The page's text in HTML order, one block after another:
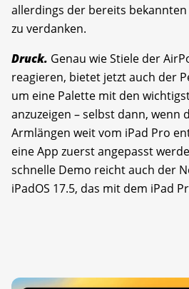
allerdings der bereits
zu verdanken.
Druck. Genau wie Stiele der
reagieren, bietet jetzt auch der
um eine Palette mit den
anzuzeigen – selbst dann, wenn
Armlängen weit vom iPad Pro
eine App zuerst angepasst
schnelle Demo reicht auch der
iPadOS 17.5, das mit dem iPad